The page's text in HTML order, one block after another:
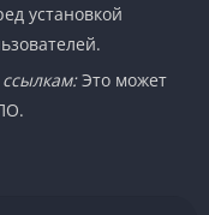
установкой
Это может